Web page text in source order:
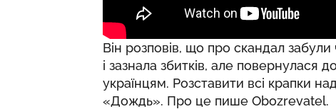
Він розповів, що про скандал
і зазнала збитків, але повернулася
українцям. Розставити всі крапки
«Дождь». Про це пише Obozrevatel.